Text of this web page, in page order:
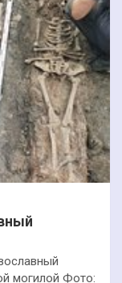
могилой Фото: